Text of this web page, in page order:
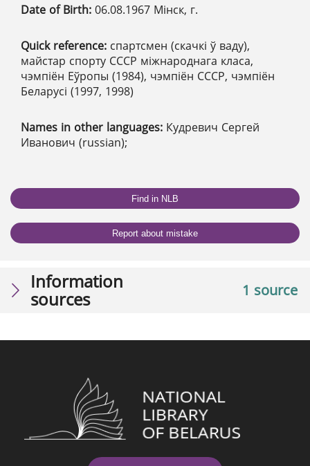
Date of Birth: 06.08.1967 Мінск, г.
Quick reference: спартсмен (скачкі ў ваду),
майстар спорту СССР міжнароднага класа,
чэмпіён Еўропы (1984), чэмпіён СССР, чэмпіён
Беларусі (1997, 1998)
Names in other languages: Кудревич Сергей
Иванович (russian);
Find in NLB
Report about mistake
1 source
Information
sources